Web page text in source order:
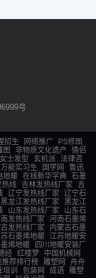
号
招生 网络推广
PS修图
图 非物质文化遗产
情侣
女士发型 玄机派
法律咨
万能实习生 国学网
鲁迅
地暖 在线新华字典 石墨
热线 吉林发热线厂家
吉
辽宁发热线厂家
辽宁石
黑龙江发热线厂家
黑龙江
山东发热线厂家
山东石
发热线厂家
河南石墨烯
发热线厂家
内蒙古石墨
石墨烯地暖
江苏地暖安
烯地暖
四川地暖安装厂
经 红楼梦
中国机械网
推荐排行榜 雕塑网
舟舟
训 包装网 成语
雕塑